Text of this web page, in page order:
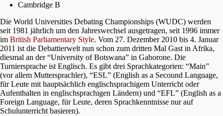
Cambridge B
Die World Universities Debating Championships (WUDC) werden
seit 1981 jährlich um den Jahreswechsel ausgetragen, seit 1996 immer
im British Parliamentary Style. Vom 27. Dezember 2010 bis 4. Januar
2011 ist die Debattierwelt nun schon zum dritten Mal Gast in Afrika,
diesmal an der “University of Botswana” in Gaborone. Die
Turniersprache ist Englisch. Es gibt drei Sprachkategorien: “Main”
(vor allem Muttersprachler), “ESL” (English as a Secound Language,
für Leute mit hauptsächlich englischsprachigem Unterricht oder
Aufenthalten in englischsprachigen Ländern) und “EFL” (English as a
Foreign Language, für Leute, deren Sprachkenntnisse nur auf
Schulunterricht basieren).